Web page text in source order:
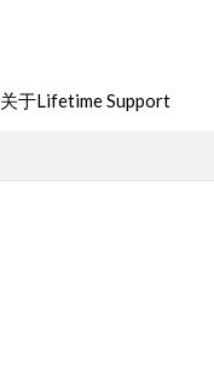
关于Lifetime Support